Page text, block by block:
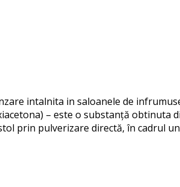
intalnita in saloanele de
– este o substanţă obtinuta
prin pulverizare directă, în cadrul